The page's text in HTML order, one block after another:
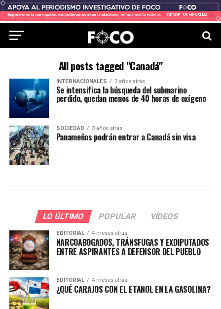
All posts tagged "Canadá"
INTERNACIONALES 3 años atrás
Se intensifica la búsqueda del submarino
perdido, quedan menos de 40 horas de oxígeno
SOCIEDAD 3 años atrás
Panameños podrán entrar a Canadá sin visa
LO ÚLTIMO POPULAR VÍDEOS
EDITORIAL 4 meses atrás
NARCOABOGADOS, TRÁNSFUGAS Y EXDIPUTADOS
ENTRE ASPIRANTES A DEFENSOR DEL PUEBLO
EDITORIAL 4 meses atrás
¿QUÉ CARAJOS CON EL ETANOL EN LA GASOLINA?